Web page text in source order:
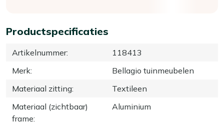
Productspecificaties
Artikelnummer:
118413
Merk:
Bellagio tuinmeubelen
Materiaal zitting:
Textileen
Materiaal (zichtbaar)
frame:
Aluminium